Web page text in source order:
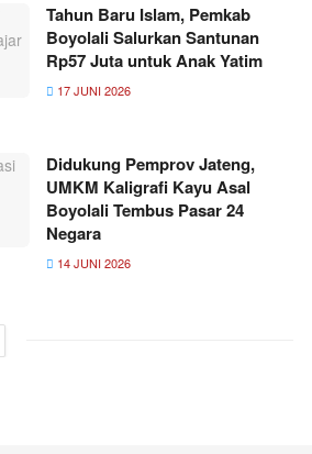
Tahun Baru Islam, Pemkab
Boyolali Salurkan Santunan
Rp57 Juta untuk Anak Yatim
17 JUNI 2026
Didukung Pemprov Jateng,
UMKM Kaligrafi Kayu Asal
Boyolali Tembus Pasar 24
Negara
14 JUNI 2026